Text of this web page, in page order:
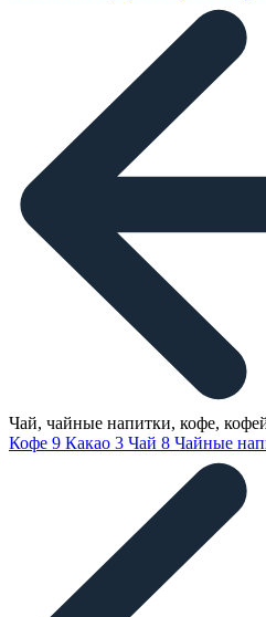
Чай, чайные напитки, кофе,
Кофе 9 Какао 3 Чай 8 Чайные